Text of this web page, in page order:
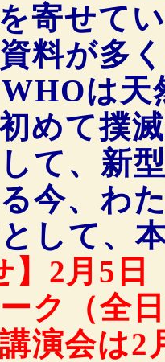
寄せて
料が多
は天
めて撲
て、新
今、わ
して、
】2月5
ク（全
演会は2